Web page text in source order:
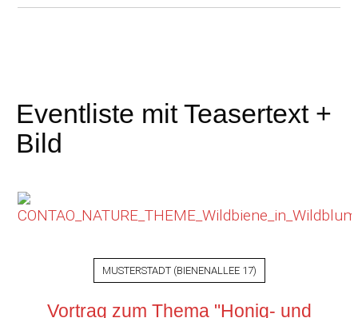
Eventliste mit Teasertext +
Bild
MUSTERSTADT(BIENENALLEE 17)
Vortrag zum Thema "Honig- und